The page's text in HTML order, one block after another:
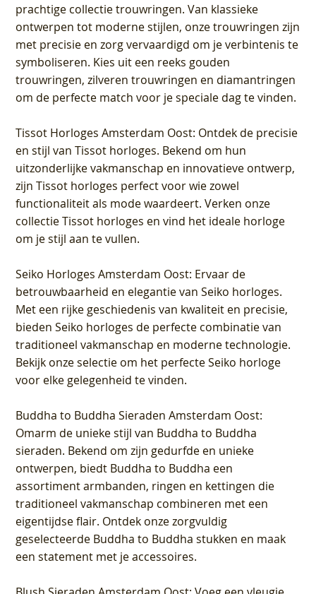
prachtige collectie trouwringen. Van klassieke
ontwerpen tot moderne stijlen, onze trouwringen zijn
met precisie en zorg vervaardigd om je verbintenis te
symboliseren. Kies uit een reeks gouden
trouwringen, zilveren trouwringen en diamantringen
om de perfecte match voor je speciale dag te vinden.
Tissot Horloges Amsterdam Oost: Ontdek de precisie
en stijl van Tissot horloges. Bekend om hun
uitzonderlijke vakmanschap en innovatieve ontwerp,
zijn Tissot horloges perfect voor wie zowel
functionaliteit als mode waardeert. Verken onze
collectie Tissot horloges en vind het ideale horloge
om je stijl aan te vullen.
Seiko Horloges Amsterdam Oost: Ervaar de
betrouwbaarheid en elegantie van Seiko horloges.
Met een rijke geschiedenis van kwaliteit en precisie,
bieden Seiko horloges de perfecte combinatie van
traditioneel vakmanschap en moderne technologie.
Bekijk onze selectie om het perfecte Seiko horloge
voor elke gelegenheid te vinden.
Buddha to Buddha Sieraden Amsterdam Oost:
Omarm de unieke stijl van Buddha to Buddha
sieraden. Bekend om zijn gedurfde en unieke
ontwerpen, biedt Buddha to Buddha een
assortiment armbanden, ringen en kettingen die
traditioneel vakmanschap combineren met een
eigentijdse flair. Ontdek onze zorgvuldig
geselecteerde Buddha to Buddha stukken en maak
een statement met je accessoires.